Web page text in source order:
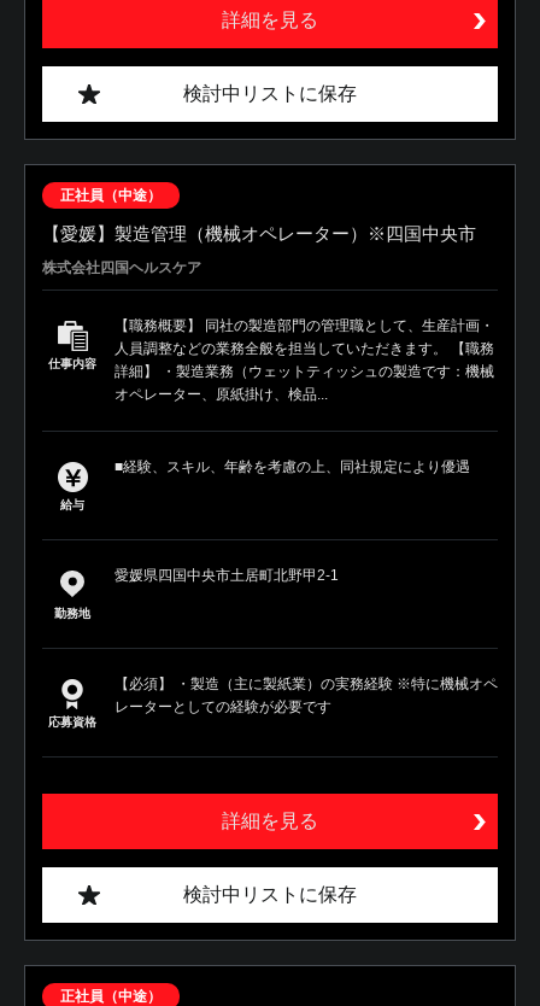
詳細を見る
検討中リストに保存
正社員（中途）
【愛媛】製造管理（機械オペレーター）※四国中央市
株式会社四国ヘルスケア
仕事内容
【職務概要】 同社の製造部門の管理職として、生産計画・
人員調整などの業務全般を担当していただきます。 【職務
詳細】 ・製造業務（ウェットティッシュの製造です：機械
オペレーター、原紙掛け、検品...
給与
■経験、スキル、年齢を考慮の上、同社規定により優遇
勤務地
愛媛県四国中央市土居町北野甲2-1
応募資格
【必須】 ・製造（主に製紙業）の実務経験 ※特に機械オペ
レーターとしての経験が必要です
詳細を見る
検討中リストに保存
正社員（中途）